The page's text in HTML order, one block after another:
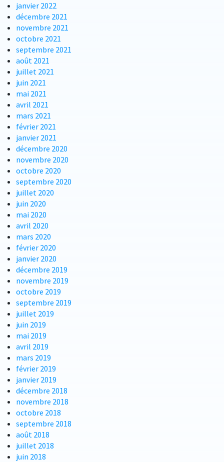
janvier 2022
décembre 2021
novembre 2021
octobre 2021
septembre 2021
août 2021
juillet 2021
juin 2021
mai 2021
avril 2021
mars 2021
février 2021
janvier 2021
décembre 2020
novembre 2020
octobre 2020
septembre 2020
juillet 2020
juin 2020
mai 2020
avril 2020
mars 2020
février 2020
janvier 2020
décembre 2019
novembre 2019
octobre 2019
septembre 2019
juillet 2019
juin 2019
mai 2019
avril 2019
mars 2019
février 2019
janvier 2019
décembre 2018
novembre 2018
octobre 2018
septembre 2018
août 2018
juillet 2018
juin 2018